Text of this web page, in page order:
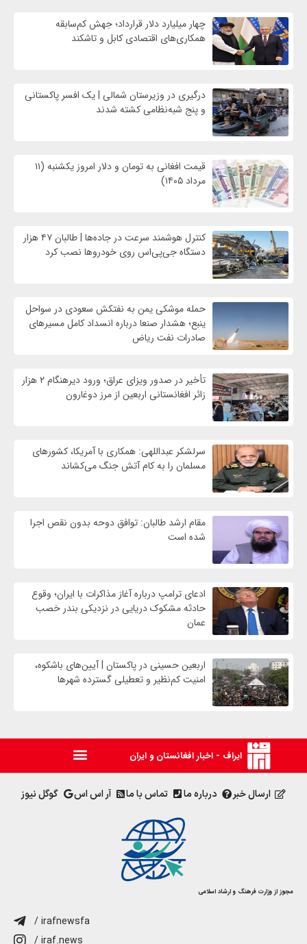
چهار میلیارد دلار قرارداد؛ جهش کم‌سابقه
همکاری‌های اقتصادی کابل و تاشکند
درگیری در وزیرستان شمالی | یک افسر پاکستانی
و پنج شبه‌نظامی کشته شدند
قیمت افغانی به تومان و دلار امروز یکشنبه (۱۱
مرداد ۱۴۰۵)
کنترل هوشمند سرعت در جاده‌ها | طالبان ۴۷ هزار
دستگاه جی‌پی‌اس روی خودروها نصب کرد
حمله موشکی یمن به نفتکش سعودی در سواحل
ینبع؛ هشدار صنعا درباره انسداد کامل مسیرهای
صادرات نفت ریاض
تأخیر در صدور ویزای عراق؛ ورود دیرهنگام ۲ هزار
زائر افغانستانی اربعین از مرز دوغارون
سرلشکر عبداللهی: همکاری با آمریکا، کشورهای
مسلمان را به کام آتش جنگ می‌کشاند
مقام ارشد طالبان: توافق دوحه بدون نقص اجرا
شده است
ادعای ترامپ درباره آغاز مذاکرات با ایران؛ وقوع
حادثه مشکوک دریایی در نزدیکی بندر خصب
عمان
اربعین حسینی در پاکستان | آیین‌های باشکوه،
امنیت کم‌نظیر و تعطیلی گسترده شهرها
ایراف - اخبار افغانستان و ایران
ارسال خبر درباره ما تماس با ما آر اس اس گوگل نیوز
مجوز از وزارت فرهنگ و ارشاد اسلامی
/ irafnewsfa
/ iraf.news